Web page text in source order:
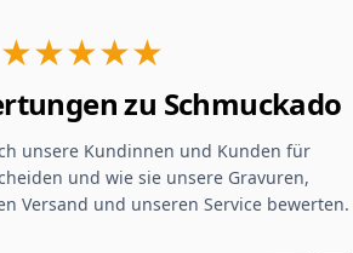
★★★★★
zu Schmuckado
unsere Kundinnen und Kunden für
und wie sie unsere Gravuren,
Versand und unseren Service bewerten.